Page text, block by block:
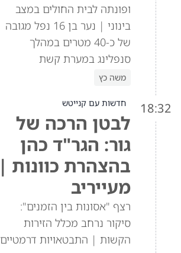
ופונתה לבית החולים במצב
בינוני | נער בן 16 נפל מגובה
של כ-40 מטרים במהלך
סנפלינג במערת קשת
משה כץ
18:32 חדשות עם קנייטש
לבטן הרכה של
גור: הגר"ד כהן
בהצהרת כוונות |
מעייריב
רצף "אסונות בין הזמנים":
סיקור נרחב מכלל הזירות
הקשות | התבטאויות דרמטיים